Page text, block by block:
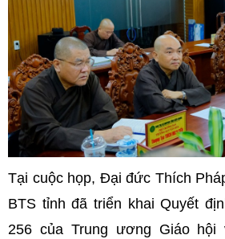
Tại cuộc họp, Đại đức Thích
BTS tỉnh đã triển khai Quyết
256 của Trung ương Giáo hội